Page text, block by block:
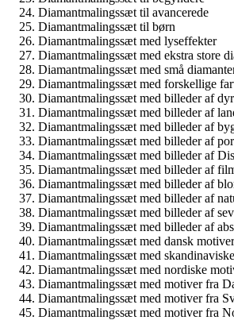
Diamantmalingssæt til avancerede
Diamantmalingssæt til børn
Diamantmalingssæt med lyseffekter
Diamantmalingssæt med ekstra store
Diamantmalingssæt med små
Diamantmalingssæt med forskellige
Diamantmalingssæt med billeder af dyr
Diamantmalingssæt med billeder af
Diamantmalingssæt med billeder af
Diamantmalingssæt med billeder af
Diamantmalingssæt med billeder af
Diamantmalingssæt med billeder af
Diamantmalingssæt med billeder af
Diamantmalingssæt med billeder af
Diamantmalingssæt med billeder af
Diamantmalingssæt med billeder af
Diamantmalingssæt med dansk motiver
Diamantmalingssæt med
Diamantmalingssæt med nordiske
Diamantmalingssæt med motiver fra
Diamantmalingssæt med motiver fra
Diamantmalingssæt med motiver fra